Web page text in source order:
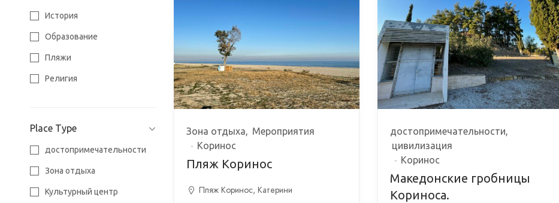
История
Образование
Пляжи
Религия
Place Type
достопримечательности
Зона отдыха
Культурный центр
Зона отдыха
Мероприятия
Коринос
Пляж Коринос
Пляж Коринос, Катерини
достопримечательности
цивилизация
Коринос
Македонские гробницы
Кориноса.